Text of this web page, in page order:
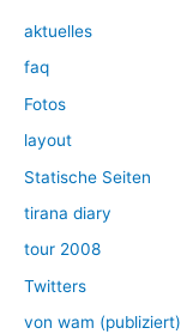
aktuelles
faq
Fotos
layout
Statische Seiten
tirana diary
tour 2008
Twitters
von wam (publiziert)